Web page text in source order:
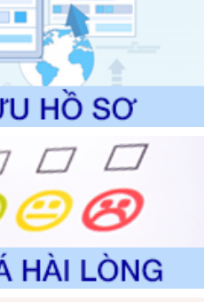
hành chính trong lĩnh vực Du
quản lý của Sở Văn hóa, Thể
thủ tục hành chính sửa
trình nội bộ, quy trình điện tử
lĩnh vực biến đổi khí hậu
Sở Nông nghiệp và Môi
thủ tục hành chính được sửa
trình nội bộ, quy trình điện tử